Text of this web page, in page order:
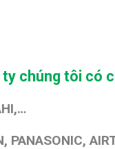
chúng tôi có